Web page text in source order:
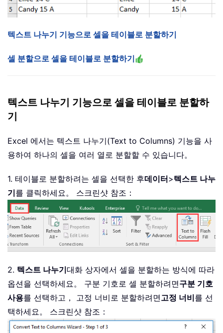
텍스트 나누기 기능으로 셀을 테이블로 분할하기
셀 분할으로 셀을 테이블로 분할하기
텍스트 나누기 기능으로 셀을 테이블로 분할하
기
Excel 에서는 텍스트 나누기(Text to Columns) 기능을 사
용하여 하나의 셀을 여러 열로 분할할 수 있습니다。
1. 테이블로 분할하려는 셀을 선택한 후데이터>텍스트 나누
기를 클릭하세요。 스크린샷 참조：
2. 텍스트 나누기대화 상자에서 셀을 분할하는 방식에 따라
옵션을 선택하세요。 구분 기호로 셀 분할하려면구분 기호
사용를 선택하고， 고정 너비로 분할하려면고정 너비를 선
택하세요。 스크린샷 참조：